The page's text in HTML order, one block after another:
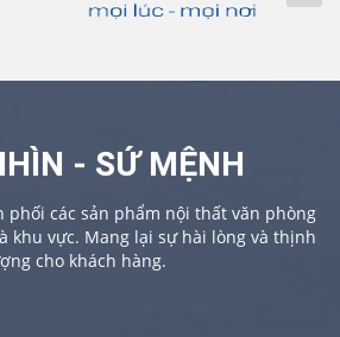
- SỨ MỆNH
phối các sản phẩm nội thất văn phòng
khu vực. Mang lại sự hài lòng và thịnh
cho khách hàng.